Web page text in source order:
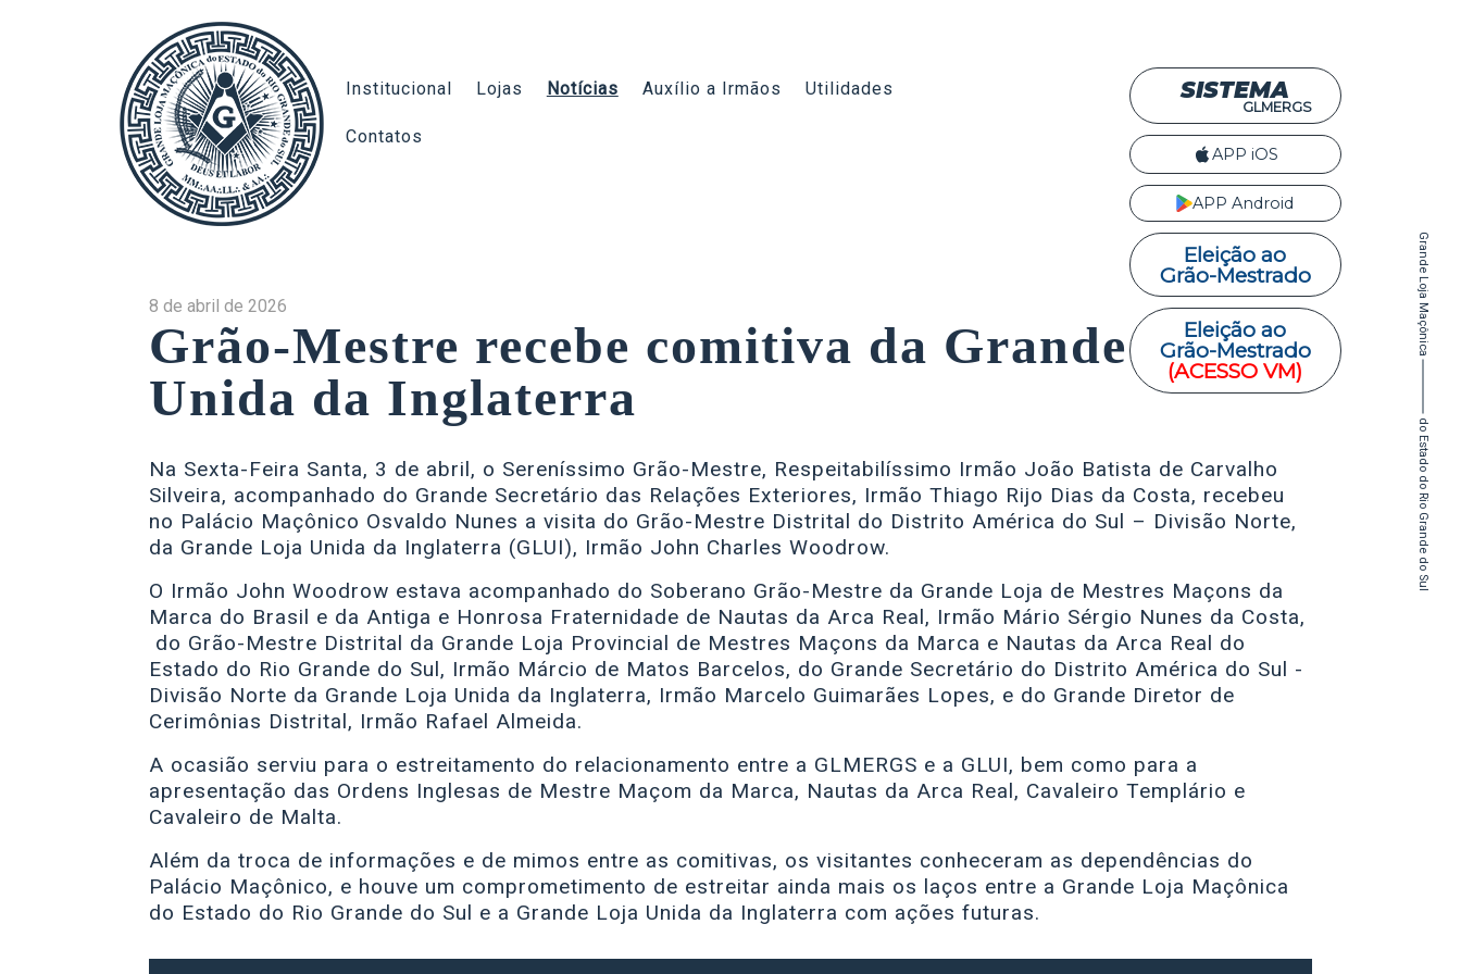
Grande Loja Maçônica
do Estado do Rio Grande do Sul
Institucional Lojas Notícias Auxílio a Irmãos Utilidades
Contatos
SISTEMA
GLMERGS
APP iOS
APP Android
Eleição ao
Grão-Mestrado
Eleição ao
Grão-Mestrado
(ACESSO VM)
8 de abril de 2026
Grão-Mestre recebe comitiva da Grande Loja
Unida da Inglaterra
Na Sexta-Feira Santa, 3 de abril, o Sereníssimo Grão-Mestre, Respeitabilíssimo Irmão João Batista de Carvalho
Silveira, acompanhado do Grande Secretário das Relações Exteriores, Irmão Thiago Rijo Dias da Costa, recebeu
no Palácio Maçônico Osvaldo Nunes a visita do Grão-Mestre Distrital do Distrito América do Sul – Divisão Norte,
da Grande Loja Unida da Inglaterra (GLUI), Irmão John Charles Woodrow.
O Irmão John Woodrow estava acompanhado do Soberano Grão-Mestre da Grande Loja de Mestres Maçons da
Marca do Brasil e da Antiga e Honrosa Fraternidade de Nautas da Arca Real, Irmão Mário Sérgio Nunes da Costa,
do Grão-Mestre Distrital da Grande Loja Provincial de Mestres Maçons da Marca e Nautas da Arca Real do
Estado do Rio Grande do Sul, Irmão Márcio de Matos Barcelos, do Grande Secretário do Distrito América do Sul -
Divisão Norte da Grande Loja Unida da Inglaterra, Irmão Marcelo Guimarães Lopes, e do Grande Diretor de
Cerimônias Distrital, Irmão Rafael Almeida.
A ocasião serviu para o estreitamento do relacionamento entre a GLMERGS e a GLUI, bem como para a
apresentação das Ordens Inglesas de Mestre Maçom da Marca, Nautas da Arca Real, Cavaleiro Templário e
Cavaleiro de Malta.
Além da troca de informações e de mimos entre as comitivas, os visitantes conheceram as dependências do
Palácio Maçônico, e houve um comprometimento de estreitar ainda mais os laços entre a Grande Loja Maçônica
do Estado do Rio Grande do Sul e a Grande Loja Unida da Inglaterra com ações futuras.